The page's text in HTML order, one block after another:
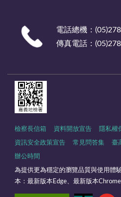
電話總機：
傳真電話：
檢察長信箱 資料開放宣告 隱私權
資訊安全政策宣告 常見問答集 臺
辦公時間
為提供更為穩定的瀏覽品質與使用體
本：最新版本Edge、最新版本